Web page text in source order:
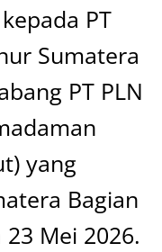
PT
Sumatera
PT PLN
yang
Bagian
Mei 2026.